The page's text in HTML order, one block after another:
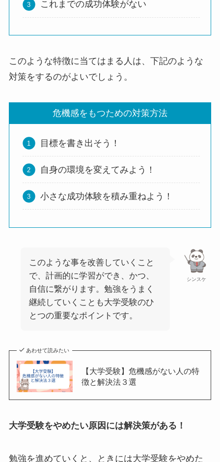
これまでの成功体験がない
このような特徴に当てはまる人は、下記のような
対策をするのがよいでしょう。
危機感をもつための対策方法
目標を書き出そう！
自身の環境を変えてみよう！
小さな成功体験を積み重ねよう！
シンスケ
このような事を改善していくこと
で、計画的に学習ができ、かつ、
自信に繋がります。勉強をうまく
継続していくことも大学受験のひ
とつの重要なポイントです。
あわせて読みたい
【大学受験】危機感がない人の特
徴と解決法３選
大学受験をやめたい原因には解決策がある！
勉強を進めていくと、ときには大学受験をやめた